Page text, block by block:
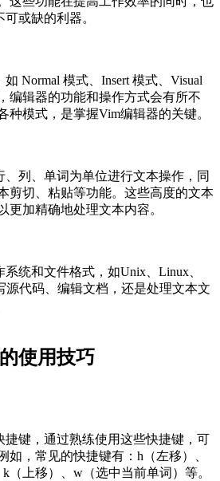
或缺的利器。
Normal 模式、Insert 模式、Visual
编辑器的功能和操作方式会有所不
种模式，是掌握Vim编辑器的关键。
列、单词为单位进行文本操作，同
剪切、粘贴等功能。这些高度的文本
更加精确地处理文本内容。
统和文件格式，如Unix、Linux、
源代码、编辑文档，还是处理文本文
使用技巧
捷键，通过熟练使用这些快捷键，可
如，常见的快捷键有：h（左移）、
（上移）、w（选中当前单词）等。